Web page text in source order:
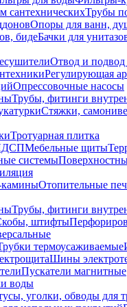
сантехническихТрубы
Опоры для ванн,
бидеБачки для
Отвод и
Регулирующая
Опрессовочные насосы
Трубы, фитинги
Стяжки,
Тротуарная плитка
Мебельные щиты
системы
Отопительные
Трубы, фитинги
штифты
термоусаживаемые
Шины
Пускатели магнитные
воды
уголки, обводы для